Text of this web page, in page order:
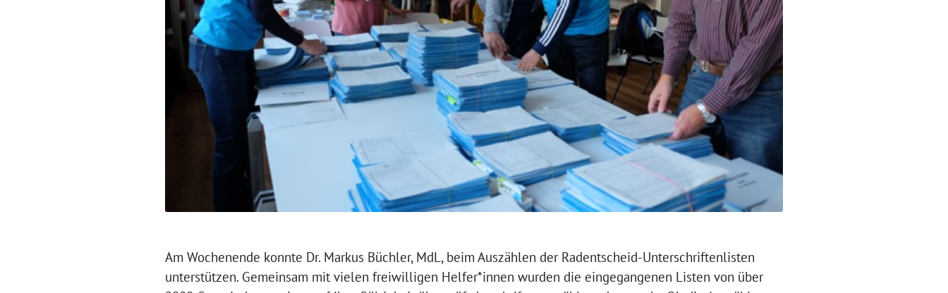
Am Wochenende konnte Dr. Markus Büchler, MdL, beim Auszählen der Radentscheid-Unterschriftenlisten
unterstützen. Gemeinsam mit vielen freiwilligen Helfer*innen wurden die eingegangenen Listen von über